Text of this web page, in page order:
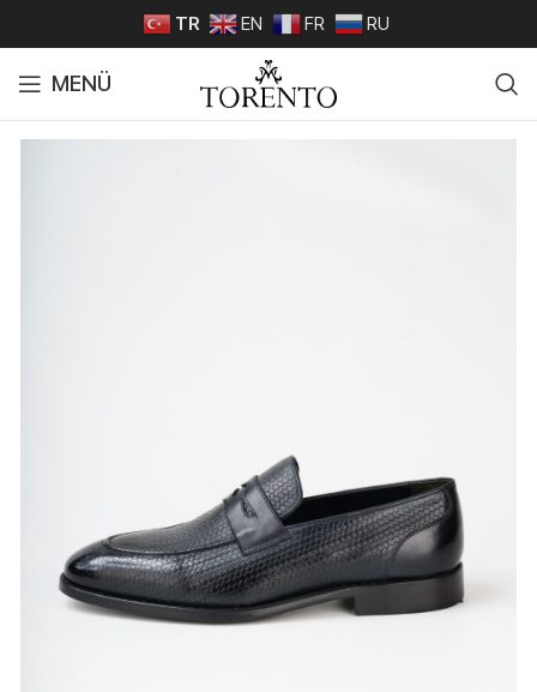
TR EN FR RU
MENÜ